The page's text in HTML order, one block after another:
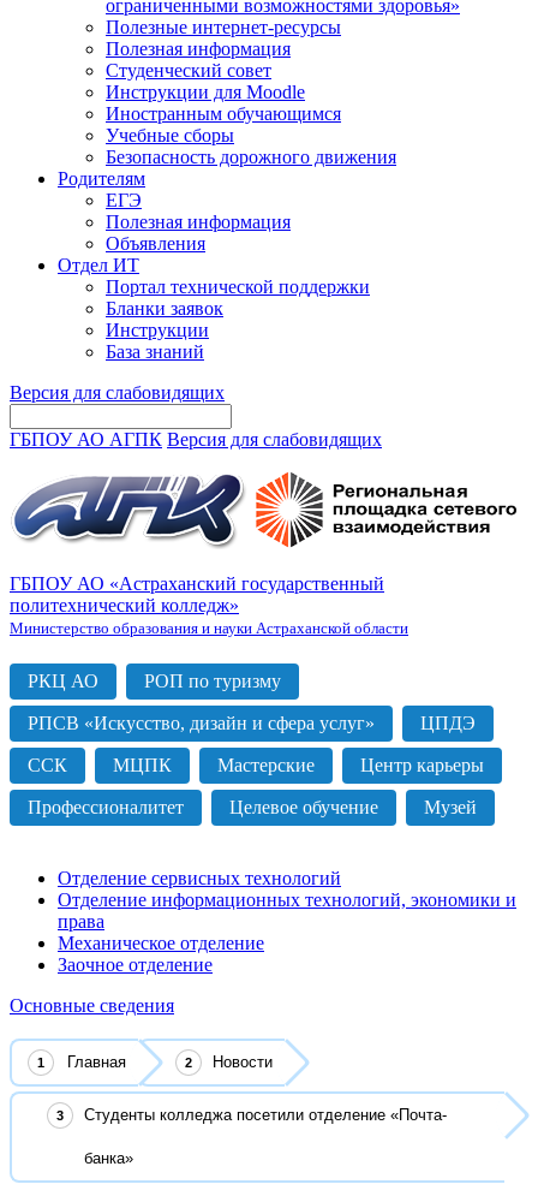
ограниченными возможностями здоровья»
Полезные интернет-ресурсы
Полезная информация
Студенческий совет
Инструкции для Moodle
Иностранным обучающимся
Учебные сборы
Безопасность дорожного движения
Родителям
ЕГЭ
Полезная информация
Объявления
Отдел ИТ
Портал технической поддержки
Бланки заявок
Инструкции
База знаний
Версия для слабовидящих
ГБПОУ АО АГПК Версия для слабовидящих
ГБПОУ АО «Астраханский государственный
политехнический колледж»
Министерство образования и науки Астраханской области
РКЦ АО РОП по туризму
РПСВ «Искусство, дизайн и сфера услуг» ЦПДЭ
ССК МЦПК Мастерские Центр карьеры
Профессионалитет Целевое обучение Музей
Отделение сервисных технологий
Отделение информационных технологий, экономики и
права
Механическое отделение
Заочное отделение
Основные сведения
Главная Новости
Студенты колледжа посетили отделение «Почта-
банка»